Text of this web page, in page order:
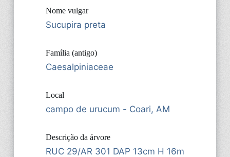
Nome vulgar
Sucupira preta
Família (antigo)
Caesalpiniaceae
Local
campo de urucum - Coari, AM
Descrição da árvore
RUC 29/AR 301 DAP 13cm H 16m